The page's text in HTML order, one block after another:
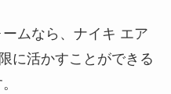
ムなら、ナイキ エア
に活かすことができる